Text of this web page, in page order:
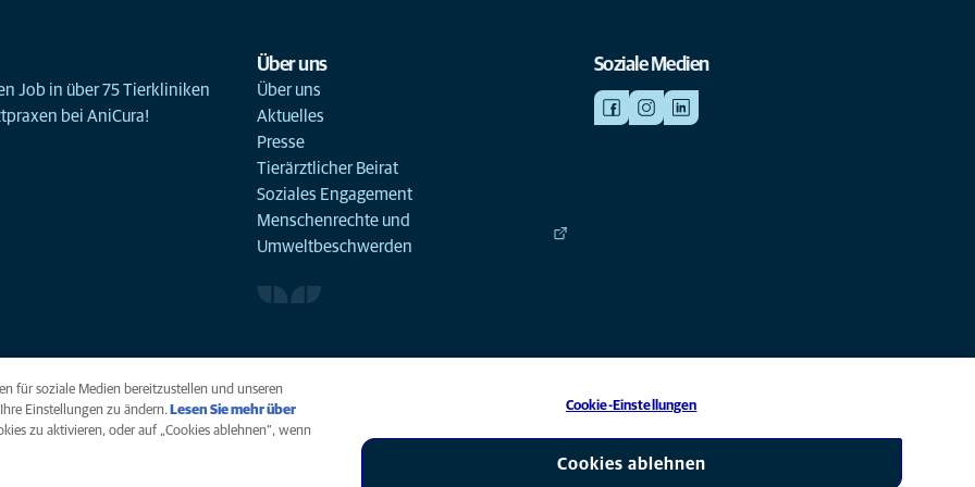
Job in über 75 Tierkliniken
bei AniCura!
Über uns
Über uns
Aktuelles
Presse
Tierärztlicher Beirat
Soziales Engagement
Menschenrechte und
Umweltbeschwerden
Soziale Medien
AniCura ist eine Tochtergesellschaft von Mars, Inc © 2026
für soziale Medien bereitzustellen und unseren
Einstellungen zu ändern. Lesen Sie mehr über
zu aktivieren, oder auf „Cookies ablehnen“, wenn
Cookie-Einstellungen
Cookies ablehnen